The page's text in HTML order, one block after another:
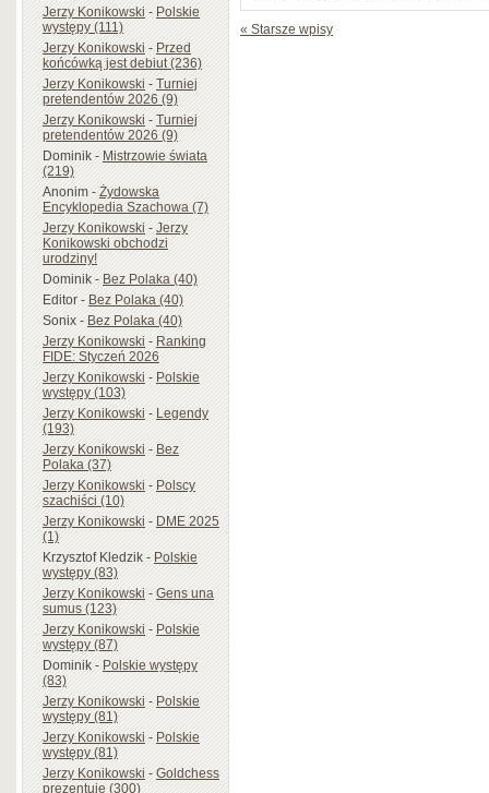
Jerzy Konikowski-Polskie
występy (111)
Jerzy Konikowski-Przed
końcówką jest debiut (236)
Jerzy Konikowski-Turniej
pretendentów 2026 (9)
Jerzy Konikowski-Turniej
pretendentów 2026 (9)
Dominik-Mistrzowie świata
(219)
Anonim-Żydowska
Encyklopedia Szachowa (7)
Jerzy Konikowski-Jerzy
Konikowski obchodzi
urodziny!
Dominik-Bez Polaka (40)
Editor-Bez Polaka (40)
Sonix-Bez Polaka (40)
Jerzy Konikowski-Ranking
FIDE: Styczeń 2026
Jerzy Konikowski-Polskie
występy (103)
Jerzy Konikowski-Legendy
(193)
Jerzy Konikowski-Bez
Polaka (37)
Jerzy Konikowski-Polscy
szachiści (10)
Jerzy Konikowski-DME 2025
(1)
Krzysztof Kledzik-Polskie
występy (83)
Jerzy Konikowski-Gens una
sumus (123)
Jerzy Konikowski-Polskie
występy (87)
Dominik-Polskie występy
(83)
Jerzy Konikowski-Polskie
występy (81)
Jerzy Konikowski-Polskie
występy (81)
Jerzy Konikowski-Goldchess
prezentuje (300)
« Starsze wpisy